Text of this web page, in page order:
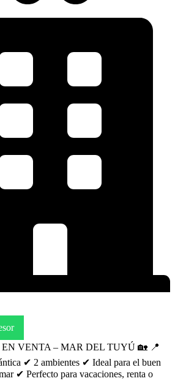
VENTA – MAR DEL TUYÚ 🏡 📍
✔ 2 ambientes ✔ Ideal para el buen
✔ Perfecto para vacaciones, renta o